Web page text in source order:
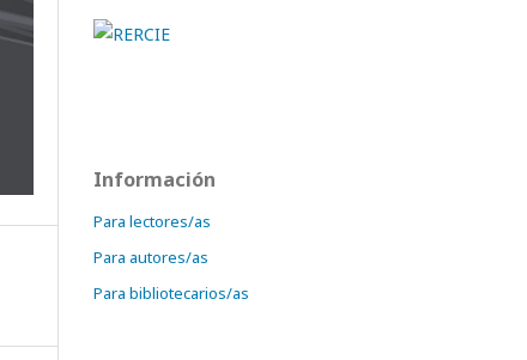
Información
Para lectores/as
Para autores/as
Para bibliotecarios/as